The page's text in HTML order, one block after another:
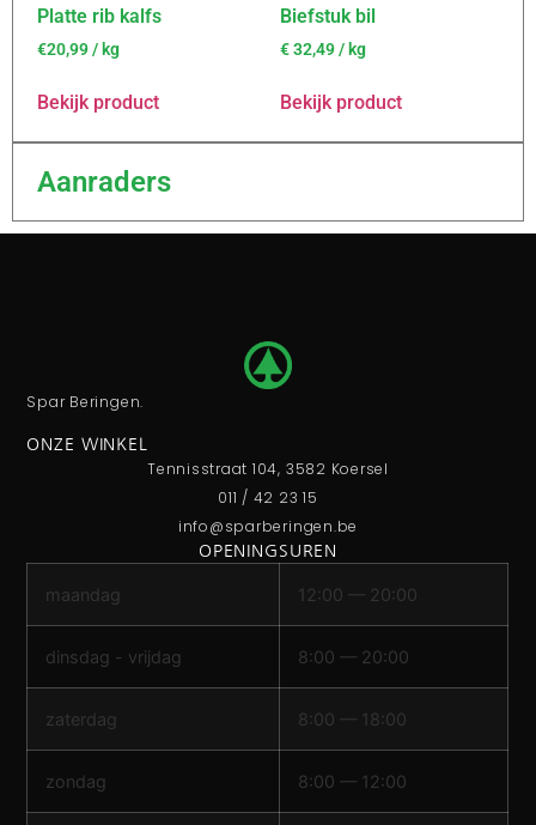
Platte rib kalfs
€20,99 / kg
Bekijk product
Biefstuk bil
€32,49/ kg
Bekijk product
Aanraders
Spar Beringen.
ONZE WINKEL
Tennisstraat 104, 3582 Koersel
011 / 42 23 15
info@sparberingen.be
OPENINGSUREN
maandag 12:00 — 20:00
dinsdag - vrijdag 8:00 — 20:00
zaterdag 8:00 — 18:00
zondag 8:00 — 12:00